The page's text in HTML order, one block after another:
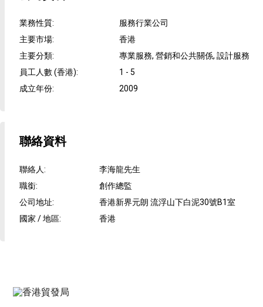
業務性質:
服務行業公司
主要市場:
香港
主要分類:
專業服務, 營銷和公共關係, 設計服務
員工人數 (香港):
1 - 5
成立年份: 2009
聯絡資料
聯絡人:
李海龍先生
職銜:
創作總監
公司地址:
香港新界元朗 流浮山下白泥30號B1室
國家 / 地區: 香港